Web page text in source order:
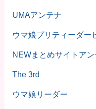
UMAアンテナ
ウマ娘プリティーダー
NEWまとめサイトアン
The 3rd
ウマ娘リーダー